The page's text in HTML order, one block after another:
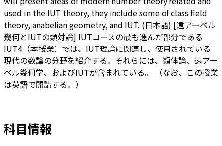
used in the IUT theory, they include some of class field
theory, anabelian geometry, and IUT. (日本語) [遠アーベル
幾何とIUTの類対論] IUTコースの最も進んだ部分である
IUT4（本授業）では、IUT理論に関連し、使用されている
現代の数論の分野を紹介する。それらには、類体論、遠アー
ベル幾何学、およびIUTが含まれている。 （なお、この授業
は英語で開講する。）
科目情報